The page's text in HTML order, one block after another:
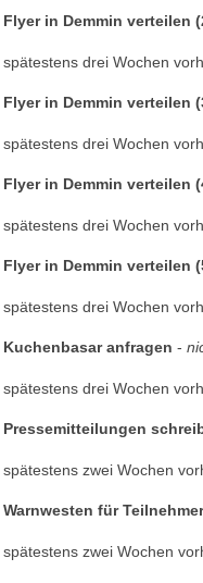
Flyer in Demmin verteilen
spätestens drei Wochen
Flyer in Demmin verteilen
spätestens drei Wochen
Flyer in Demmin verteilen
spätestens drei Wochen
Flyer in Demmin verteilen
spätestens drei Wochen
Kuchenbasar anfragen -
spätestens drei Wochen
Pressemitteilungen
spätestens zwei Wochen
Warnwesten für
spätestens zwei Wochen